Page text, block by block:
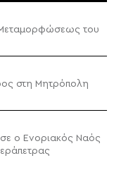
Μεταμορφώσεως του
στη Μητρόπολη
ο Ενοριακός Ναός